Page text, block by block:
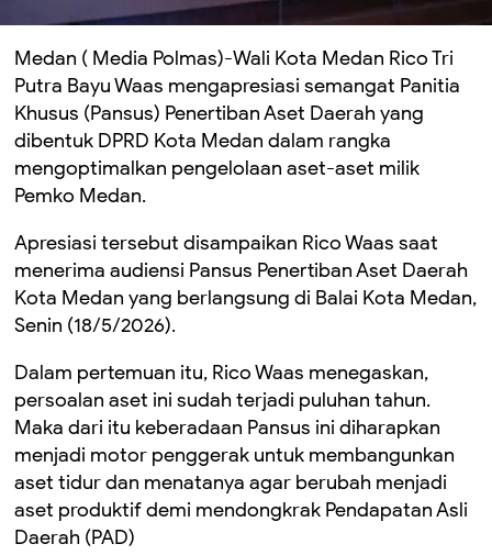
Medan ( Media Polmas)-Wali Kota Medan Rico Tri
Putra Bayu Waas mengapresiasi semangat Panitia
Khusus (Pansus) Penertiban Aset Daerah yang
dibentuk DPRD Kota Medan dalam rangka
mengoptimalkan pengelolaan aset-aset milik
Pemko Medan.
Apresiasi tersebut disampaikan Rico Waas saat
menerima audiensi Pansus Penertiban Aset Daerah
Kota Medan yang berlangsung di Balai Kota Medan,
Senin (18/5/2026).
Dalam pertemuan itu, Rico Waas menegaskan,
persoalan aset ini sudah terjadi puluhan tahun.
Maka dari itu keberadaan Pansus ini diharapkan
menjadi motor penggerak untuk membangunkan
aset tidur dan menatanya agar berubah menjadi
aset produktif demi mendongkrak Pendapatan Asli
Daerah (PAD)